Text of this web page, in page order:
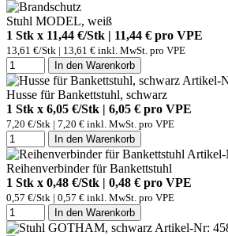
Stuhl MODEL, weiß
1 Stk x 11,44 €/Stk | 11,44 € pro VPE
13,61 €/Stk | 13,61 € inkl. MwSt. pro VPE
In den Warenkorb
Artikel-
Husse für Bankettstuhl, schwarz
1 Stk x 6,05 €/Stk | 6,05 € pro VPE
7,20 €/Stk | 7,20 € inkl. MwSt. pro VPE
In den Warenkorb
Artikel-
Reihenverbinder für Bankettstuhl
1 Stk x 0,48 €/Stk | 0,48 € pro VPE
0,57 €/Stk | 0,57 € inkl. MwSt. pro VPE
In den Warenkorb
Artikel-Nr: